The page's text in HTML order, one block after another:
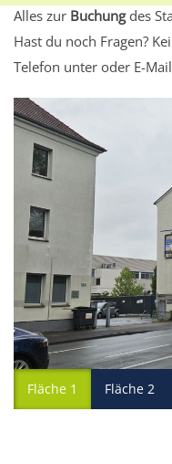
Alles zur Buchungdes
Hast du noch Fragen?
Telefon unter oder E-
Fläche 1 Fläche 2